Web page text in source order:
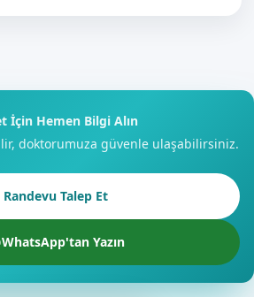
İçin Hemen Bilgi Alın
doktorumuza güvenle ulaşabilirsiniz.
Randevu Talep Et
WhatsApp'tan Yazın